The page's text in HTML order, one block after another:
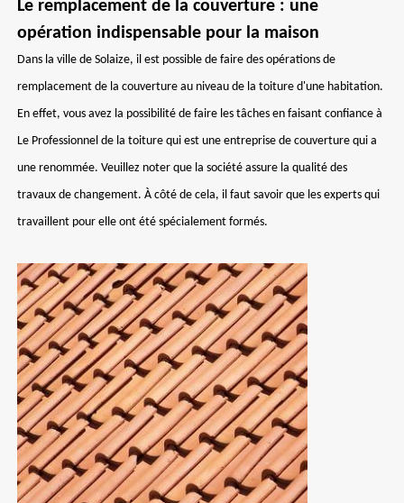
Le remplacement de la couverture : une
opération indispensable pour la maison
Dans la ville de Solaize, il est possible de faire des opérations de
remplacement de la couverture au niveau de la toiture d'une habitation.
En effet, vous avez la possibilité de faire les tâches en faisant confiance à
Le Professionnel de la toiture qui est une entreprise de couverture qui a
une renommée. Veuillez noter que la société assure la qualité des
travaux de changement. À côté de cela, il faut savoir que les experts qui
travaillent pour elle ont été spécialement formés.